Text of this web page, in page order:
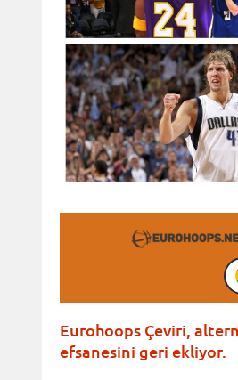
Eurohoops Çeviri,
efsanesini geri ekliyor.